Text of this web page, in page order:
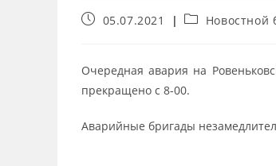
05.07.2021 Новостной
Очередная авария на
прекращено с 8-00.
Аварийные бригады